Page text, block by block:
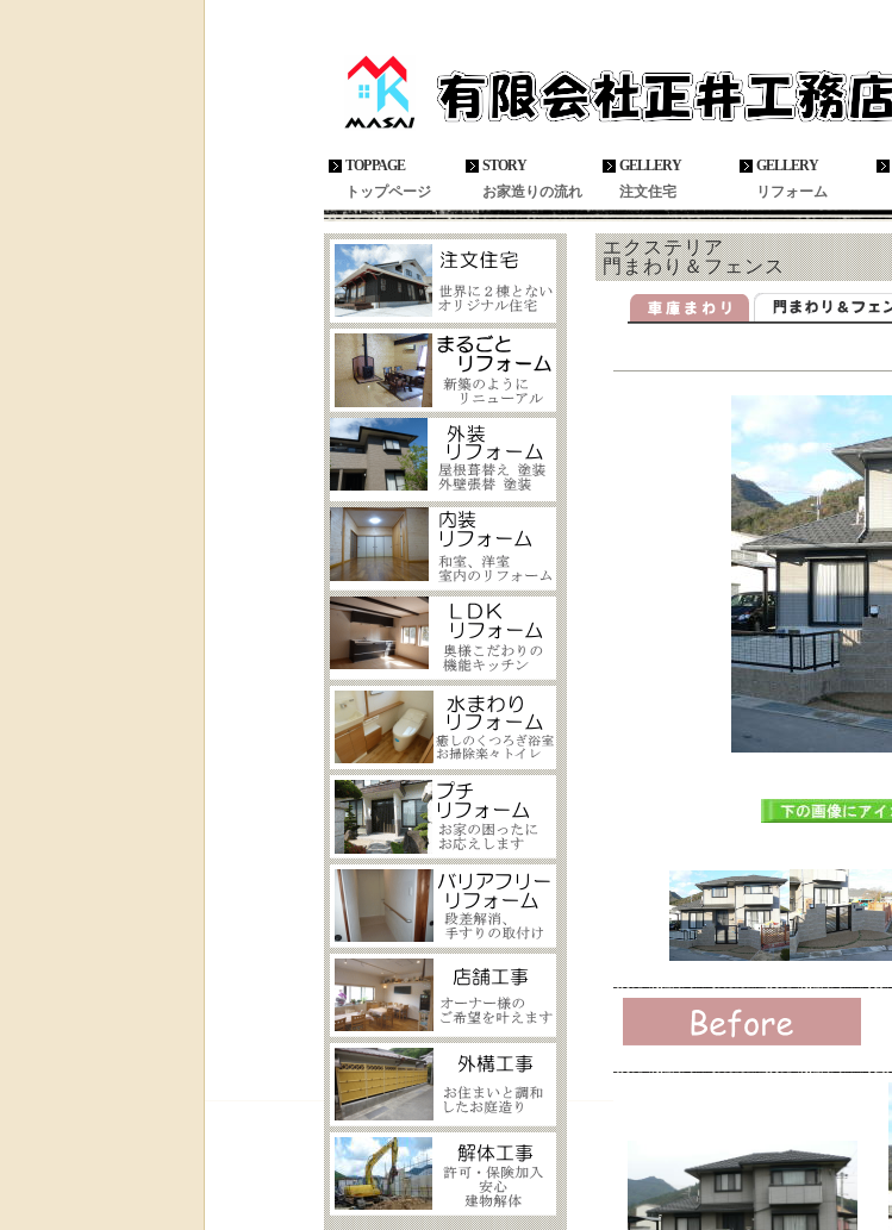
兵庫県で注文住宅・リフォーム・外構のことなら有限会社正井工務店へ
エクステリア
門まわり＆フェンス
トップページ
TOP PAGE
お家造りの流れ
STORY
注文住宅
GELLERY
リフォーム
GELLERY